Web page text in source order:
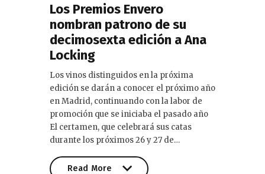
Los Premios Envero
nombran patrono de su
decimosexta edición a Ana
Locking
Los vinos distinguidos en la próxima
edición se darán a conocer el próximo año
en Madrid, continuando con la labor de
promoción que se iniciaba el pasado año
El certamen, que celebrará sus catas
durante los próximos 26 y 27 de…
Read More